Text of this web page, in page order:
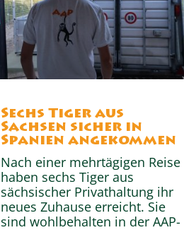
Sechs Tiger aus
Sachsen sicher in
Spanien angekommen
Nach einer mehrtägigen Reise
haben sechs Tiger aus
sächsischer Privathaltung ihr
neues Zuhause erreicht. Sie
sind wohlbehalten in der AAP-